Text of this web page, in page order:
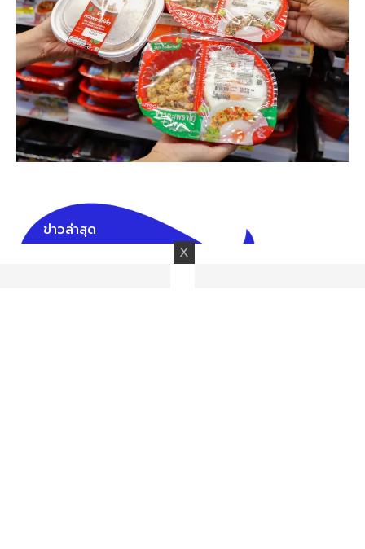
ข่าวล่าสุด